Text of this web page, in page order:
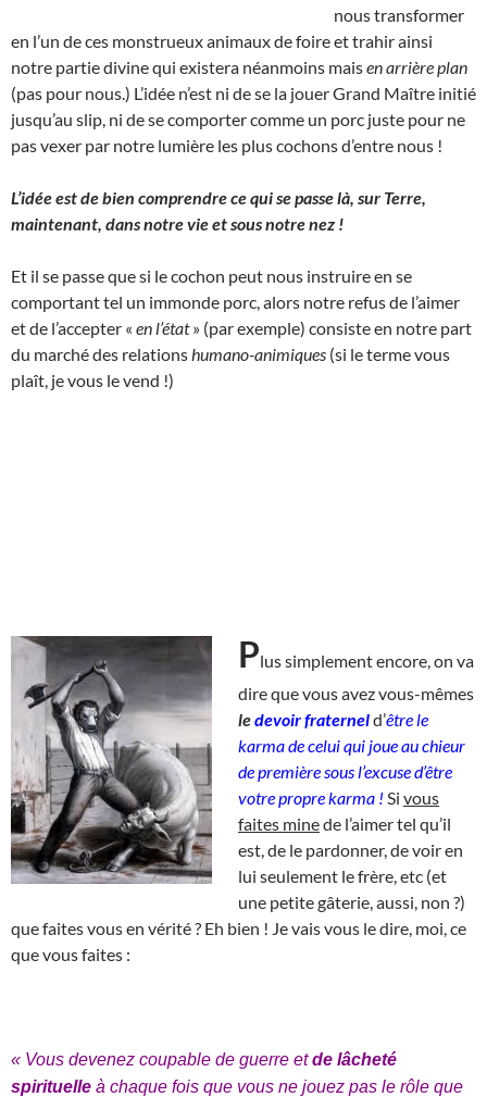
nous transformer
en l’un de ces monstrueux animaux de foire et trahir ainsi
notre partie divine qui existera néanmoins maisen arrière plan
(pas pour nous.) L’idée n’est ni de se la jouer Grand Maître initié
jusqu’au slip, ni de se comporter comme un porc juste pour ne
pas vexer par notre lumière les plus cochons d’entre nous !
L’idée est de bien comprendre ce qui se passe là, sur Terre,
maintenant, dans notre vie et sous notre nez !
Et il se passe que si le cochon peut nous instruire en se
comportant tel un immonde porc, alors notre refus de l’aimer
et de l’accepter « en l’état» (par exemple) consiste en notre part
du marché des relations humano-animiques (si le terme vous
plaît, je vous le vend !)
Plus simplement encore, on va
dire que vous avez vous-mêmes
ledevoir fraterneld’être le
karma de celui qui joue au chieur
de première sous l’excuse d’être
votre propre karma ! Si vous
faites minede l’aimer tel qu’il
est, de le pardonner, de voir en
lui seulement le frère, etc (et
une petite gâterie, aussi, non ?)
que faites vous en vérité ? Eh bien ! Je vais vous le dire, moi, ce
que vous faites :
« Vous devenez coupable de guerre etde lâcheté
spirituelle à chaque fois que vous ne jouez pas le rôle que